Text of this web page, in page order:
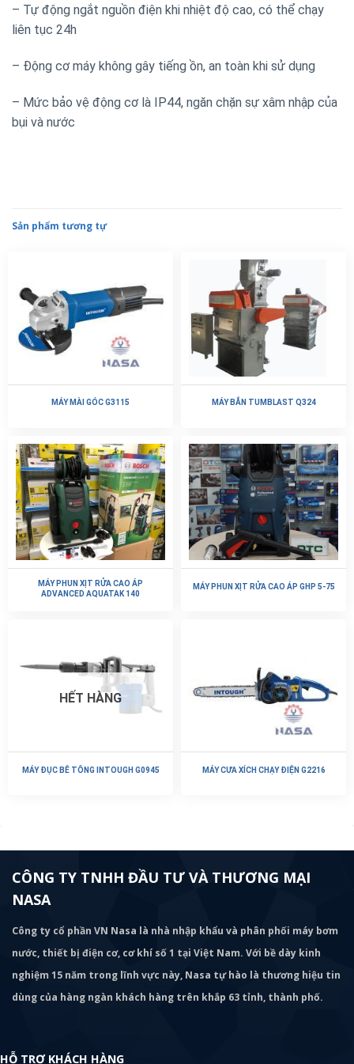
– Tự động ngắt nguồn điện khi nhiệt độ cao, có thể chạy
liên tục 24h
– Động cơ máy không gây tiếng ồn, an toàn khi sử dụng
– Mức bảo vệ động cơ là IP44, ngăn chặn sự xâm nhập của
bụi và nước
Sản phẩm tương tự
MÁY MÀI GÓC G3115 MÁY BẮN TUMBLAST Q324
MÁY PHUN XỊT RỬA CAO ÁP
ADVANCED AQUATAK 140
MÁY PHUN XỊT RỬA CAO ÁP GHP 5-75
HẾT HÀNG
MÁY ĐỤC BÊ TÔNG INTOUGH G0945 MÁY CƯA XÍCH CHẠY ĐIỆN G2216
CÔNG TY TNHH ĐẦU TƯ VÀ THƯƠNG MẠI
NASA
Công ty cổ phần VN Nasa là nhà nhập khẩu và phân phối máy bơm
nước, thiết bị điện cơ, cơ khí số 1 tại Việt Nam. Với bề dày kinh
nghiệm 15 năm trong lĩnh vực này, Nasa tự hào là thương hiệu tin
dùng của hàng ngàn khách hàng trên khắp 63 tỉnh, thành phố.
HỖ TRỢ KHÁCH HÀNG